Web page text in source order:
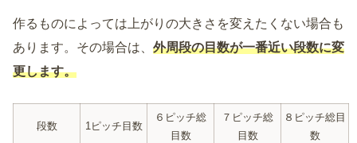
作るものによっては上がりの大きさを変えたくない場合も
あります。その場合は、 外周段の目数が一番近い段数に変
更します。
段数 1ピッチ目数
６ピッチ総
目数
７ピッチ総
目数
８ピッチ総目
数